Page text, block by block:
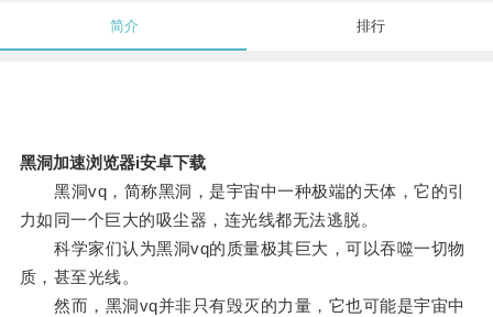
简介 排行
黑洞加速浏览器i安卓下载
黑洞vq，简称黑洞，是宇宙中一种极端的天体，它的引
力如同一个巨大的吸尘器，连光线都无法逃脱。
科学家们认为黑洞vq的质量极其巨大，可以吞噬一切物
质，甚至光线。
然而，黑洞vq并非只有毁灭的力量，它也可能是宇宙中